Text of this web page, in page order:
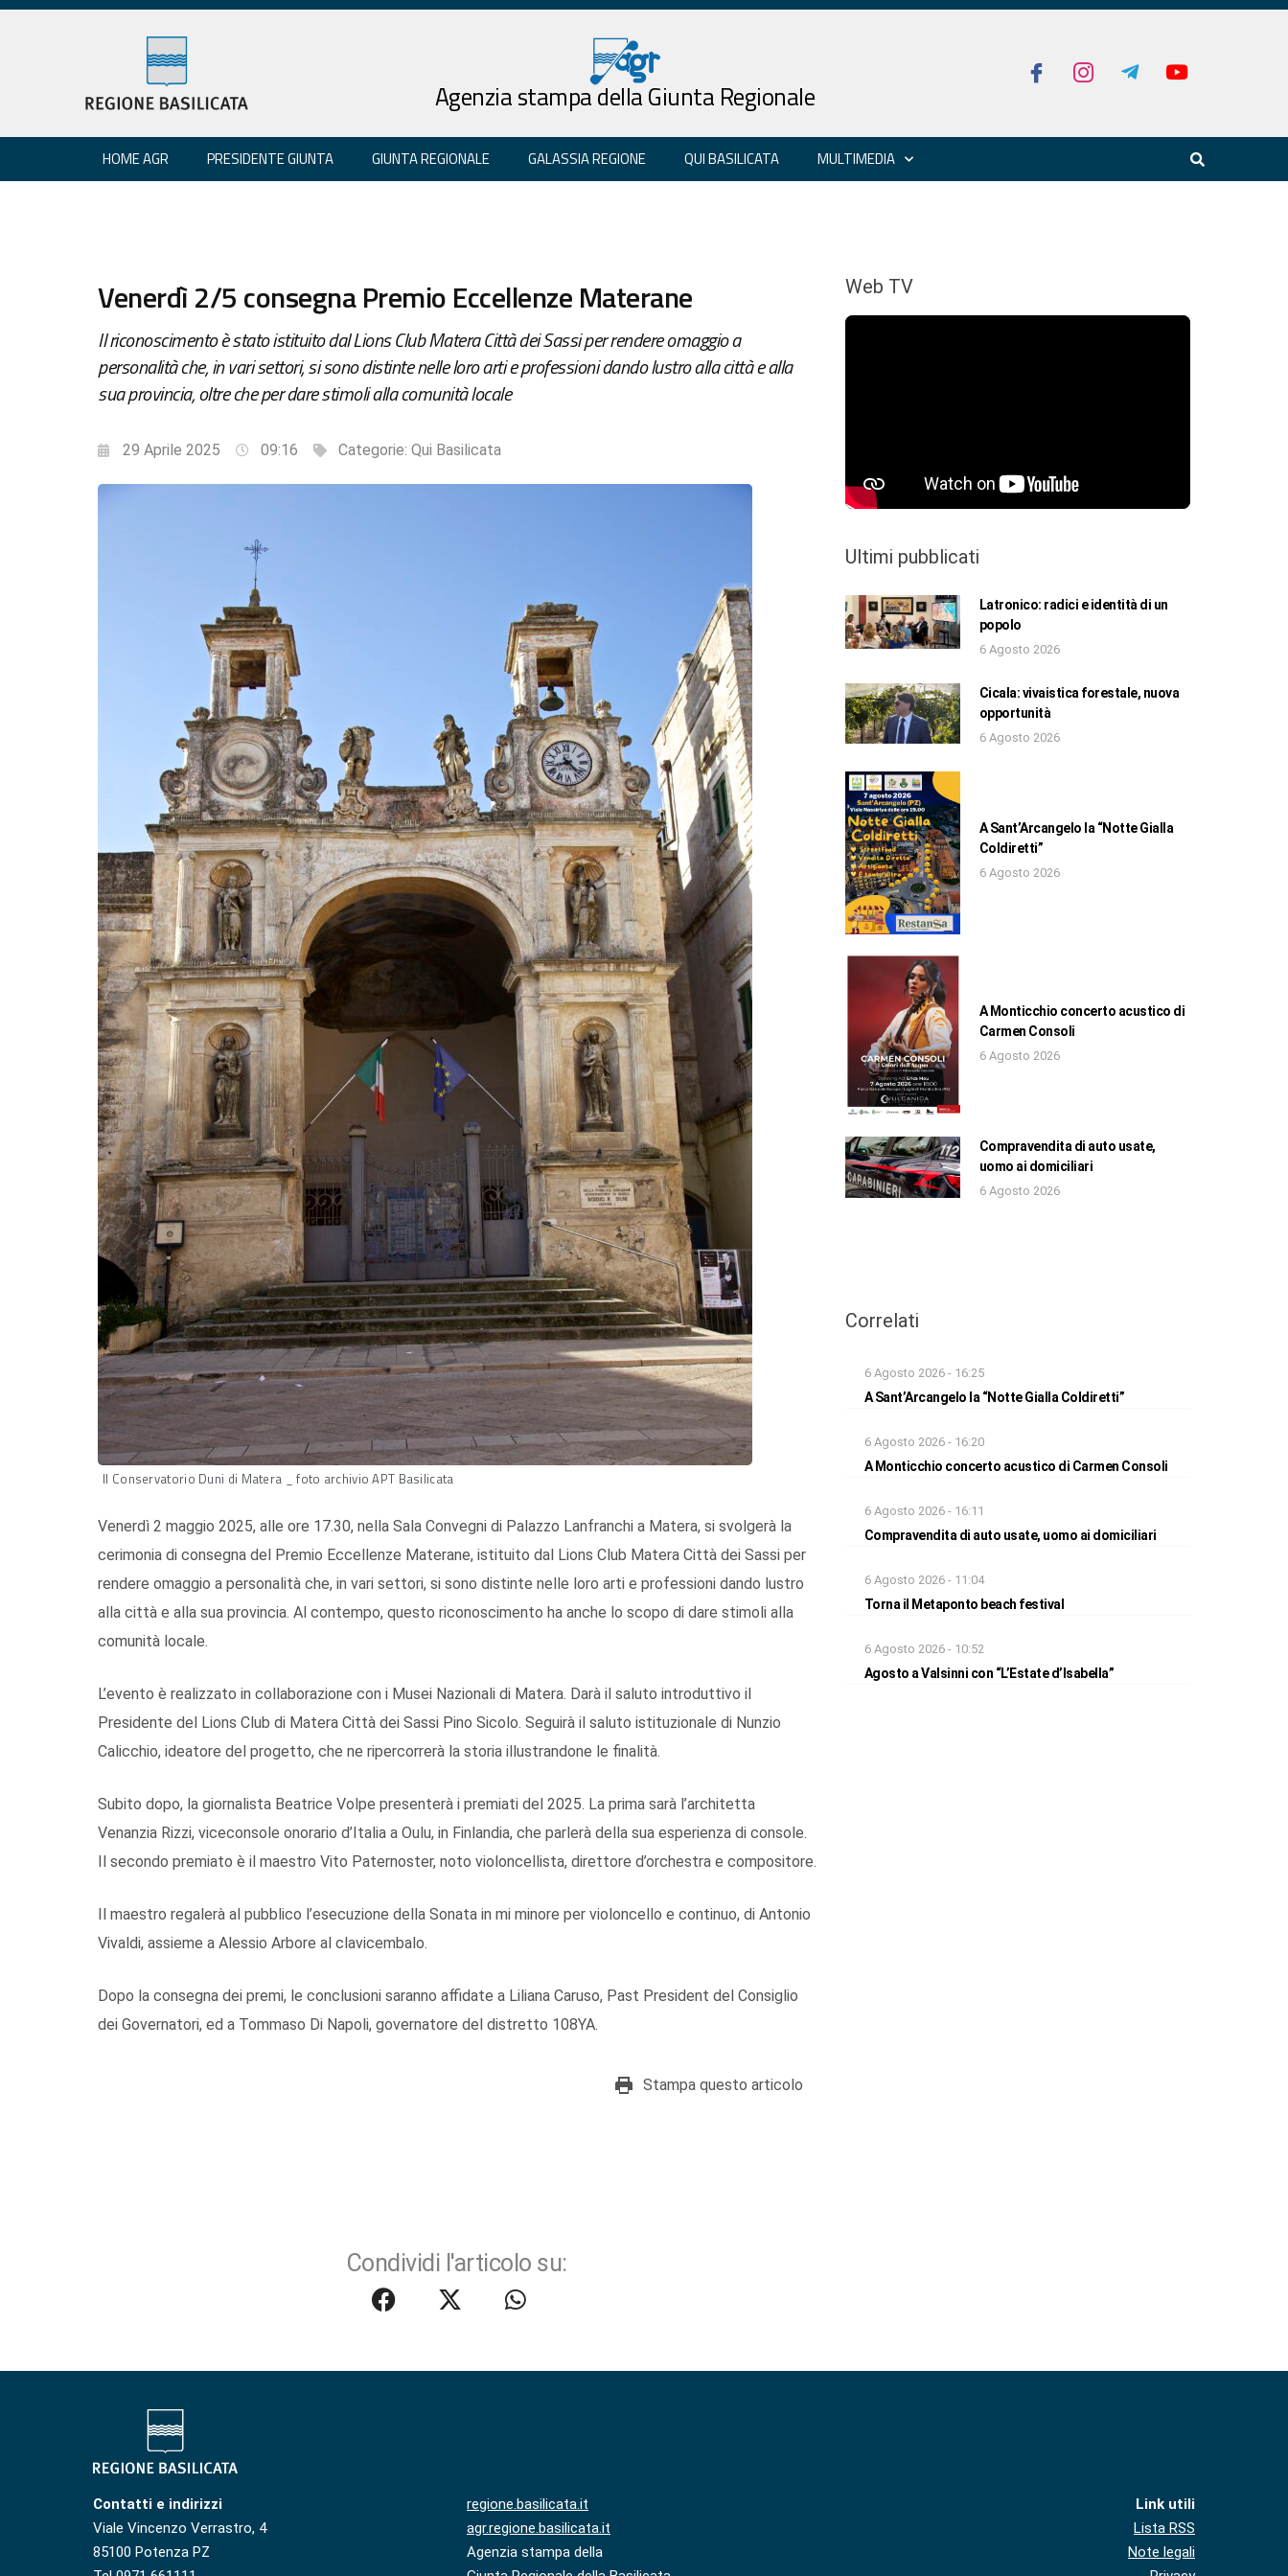
Agenzia stampa della Giunta Regionale
HOME AGR PRESIDENTE GIUNTA GIUNTA REGIONALE GALASSIA REGIONE QUI BASILICATA MULTIMEDIA
Venerdì 2/5 consegna Premio Eccellenze Materane
Il riconoscimento è stato istituito dal Lions Club Matera Città dei Sassi per rendere omaggio a
personalità che, in vari settori, si sono distinte nelle loro arti e professioni dando lustro alla città e alla
sua provincia, oltre che per dare stimoli alla comunità locale
29 Aprile 2025 09:16 Categorie: Qui Basilicata
Il Conservatorio Duni di Matera _ foto archivio APT Basilicata
Venerdì 2 maggio 2025, alle ore 17.30, nella Sala Convegni di Palazzo Lanfranchi a Matera, si svolgerà la
cerimonia di consegna del Premio Eccellenze Materane, istituito dal Lions Club Matera Città dei Sassi per
rendere omaggio a personalità che, in vari settori, si sono distinte nelle loro arti e professioni dando lustro
alla città e alla sua provincia. Al contempo, questo riconoscimento ha anche lo scopo di dare stimoli alla
comunità locale.
L’evento è realizzato in collaborazione con i Musei Nazionali di Matera. Darà il saluto introduttivo il
Presidente del Lions Club di Matera Città dei Sassi Pino Sicolo. Seguirà il saluto istituzionale di Nunzio
Calicchio, ideatore del progetto, che ne ripercorrerà la storia illustrandone le finalità.
Subito dopo, la giornalista Beatrice Volpe presenterà i premiati del 2025. La prima sarà l’architetta
Venanzia Rizzi, viceconsole onorario d’Italia a Oulu, in Finlandia, che parlerà della sua esperienza di console.
Il secondo premiato è il maestro Vito Paternoster, noto violoncellista, direttore d’orchestra e compositore.
Il maestro regalerà al pubblico l’esecuzione della Sonata in mi minore per violoncello e continuo, di Antonio
Vivaldi, assieme a Alessio Arbore al clavicembalo.
Dopo la consegna dei premi, le conclusioni saranno affidate a Liliana Caruso, Past President del Consiglio
dei Governatori, ed a Tommaso Di Napoli, governatore del distretto 108YA.
Stampa questo articolo
Condividi l'articolo su:
Web TV
Ultimi pubblicati
Latronico: radici e identità di un
popolo
6 Agosto 2026
Cicala: vivaistica forestale, nuova
opportunità
6 Agosto 2026
A Sant’Arcangelo la “Notte Gialla
Coldiretti”
6 Agosto 2026
A Monticchio concerto acustico di
Carmen Consoli
6 Agosto 2026
Compravendita di auto usate,
uomo ai domiciliari
6 Agosto 2026
Correlati
6 Agosto 2026 - 16:25
A Sant’Arcangelo la “Notte Gialla Coldiretti”
6 Agosto 2026 - 16:20
A Monticchio concerto acustico di Carmen Consoli
6 Agosto 2026 - 16:11
Compravendita di auto usate, uomo ai domiciliari
6 Agosto 2026 - 11:04
Torna il Metaponto beach festival
6 Agosto 2026 - 10:52
Agosto a Valsinni con “L’Estate d’Isabella”
Contatti e indirizzi
Viale Vincenzo Verrastro, 4
85100 Potenza PZ
regione.basilicata.it
agr.regione.basilicata.it
Agenzia stampa della
Link utili
Lista RSS
Note legali